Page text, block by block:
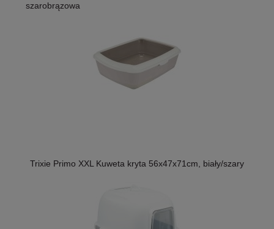
szarobrązowa
Trixie Primo XXL Kuweta kryta 56x47x71cm, biały/szary